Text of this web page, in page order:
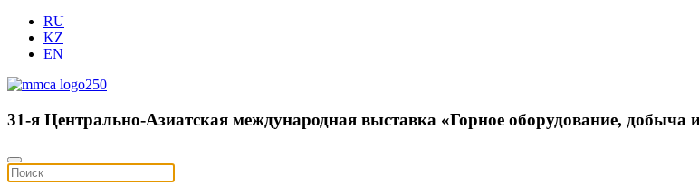
RU
KZ
EN
31-я Центрально-Азиатская международная выставка «Горное оборудование, добыча